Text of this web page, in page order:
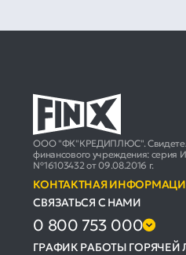
ООО "ФК"КРЕДИПЛЮС".
финансового учреждения: серия
№16103432 от 09.08.2016 г.
КОНТАКТНАЯ
СВЯЗАТЬСЯ С НАМИ
0 800 753 000
ГРАФИК РАБОТЫ ГОРЯЧЕЙ